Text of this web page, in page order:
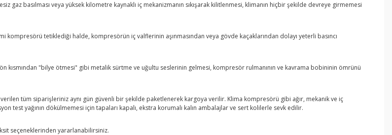
gaz basılması veya yüksek kilometre kaynaklı iç mekanizmanın sıkışarak kilitlenmesi, klimanın hiçbir şekilde devreye girmemesi
kompresörü tetiklediği halde, kompresörün iç valflerinin aşınmasından veya gövde kaçaklarından dolayı yeterli basıncı
ön kısmından "bilye ötmesi" gibi metalik sürtme ve uğultu seslerinin gelmesi, kompresör rulmanının ve kavrama bobininin ömrünü
tüm siparişleriniz aynı gün güvenli bir şekilde paketlenerek kargoya verilir. Klima kompresörü gibi ağır, mekanik ve iç
test yağının dökülmemesi için tapaları kapalı, ekstra korumalı kalın ambalajlar ve sert kolilerle sevk edilir.
seçeneklerinden yararlanabilirsiniz.